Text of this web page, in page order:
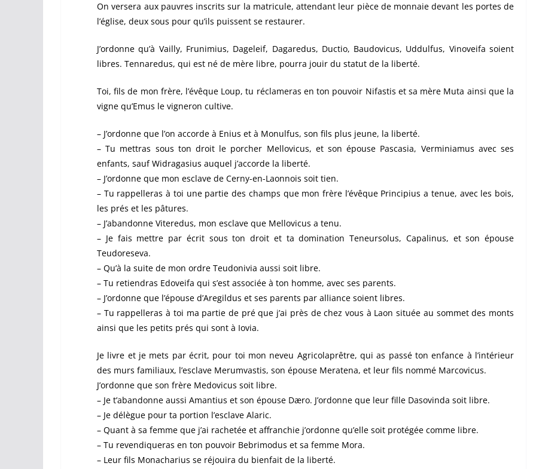
On versera aux pauvres inscrits sur la matricule, attendant leur pièce de monnaie devant les portes de
l’église, deux sous pour qu’ils puissent se restaurer.
J’ordonne qu’à Vailly, Frunimius, Dageleif, Dagaredus, Ductio, Baudovicus, Uddulfus, Vinoveifa soient
libres. Tennaredus, qui est né de mère libre, pourra jouir du statut de la liberté.
Toi, fils de mon frère, l’évêque Loup, tu réclameras en ton pouvoir Nifastis et sa mère Muta ainsi que la
vigne qu’Emus le vigneron cultive.
– J’ordonne que l’on accorde à Enius et à Monulfus, son fils plus jeune, la liberté.
– Tu mettras sous ton droit le porcher Mellovicus, et son épouse Pascasia, Verminiamus avec ses
enfants, sauf Widragasius auquel j’accorde la liberté.
– J’ordonne que mon esclave de Cerny-en-Laonnois soit tien.
– Tu rappelleras à toi une partie des champs que mon frère l’évêque Principius a tenue, avec les bois,
les prés et les pâtures.
– J’abandonne Viteredus, mon esclave que Mellovicus a tenu.
– Je fais mettre par écrit sous ton droit et ta domination Teneursolus, Capalinus, et son épouse
Teudoreseva.
– Qu’à la suite de mon ordre Teudonivia aussi soit libre.
– Tu retiendras Edoveifa qui s’est associée à ton homme, avec ses parents.
– J’ordonne que l’épouse d’Aregildus et ses parents par alliance soient libres.
– Tu rappelleras à toi ma partie de pré que j’ai près de chez vous à Laon située au sommet des monts
ainsi que les petits prés qui sont à Iovia.
Je livre et je mets par écrit, pour toi mon neveu Agricolaprêtre, qui as passé ton enfance à l’intérieur
des murs familiaux, l’esclave Merumvastis, son épouse Meratena, et leur fils nommé Marcovicus.
J’ordonne que son frère Medovicus soit libre.
– Je t’abandonne aussi Amantius et son épouse Dæro. J’ordonne que leur fille Dasovinda soit libre.
– Je délègue pour ta portion l’esclave Alaric.
– Quant à sa femme que j’ai rachetée et affranchie j’ordonne qu’elle soit protégée comme libre.
– Tu revendiqueras en ton pouvoir Bebrimodus et sa femme Mora.
– Leur fils Monacharius se réjouira du bienfait de la liberté.